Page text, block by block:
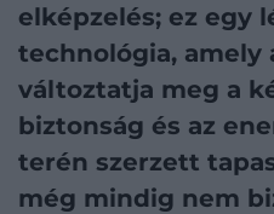
elképzelés; ez egy
technológia, amely
változtatja meg a
biztonság és az
terén szerzett
még mindig nem